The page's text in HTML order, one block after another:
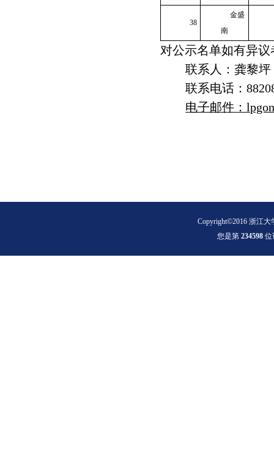
38
金盛
南
对公示名单如有异
联系人：龚黎坪
联系电话：
电子邮件：
Copyright©2016 浙江大
您是第234598 位